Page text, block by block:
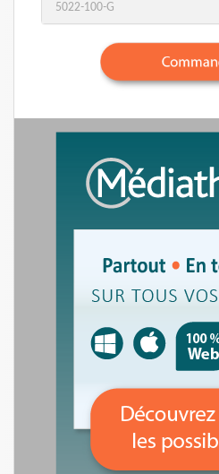
5022-100-G